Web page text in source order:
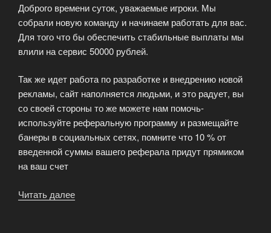
Доброго времени суток, уважаемые игроки. Мы
собрали новую команду и начинаем работать для вас.
Для того что бы обеспечить стабильные выплаты мы
влили на сервис 50000 рублей.
Так же идет работа по разработке и внедрению новой
рекламы, сайт наполняется людьми, и это радует, вы
со своей стороны то же можете нам помочь-
используйте реферальную программу и размещайте
банеры в социальных сетях, помните что 10 % от
введенной суммы вашего реферала придут прямиком
на ваш счет
Читать далее